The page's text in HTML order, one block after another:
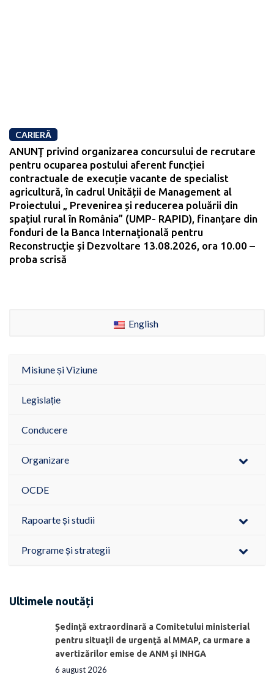
CARIERĂ
ANUNŢ privind organizarea concursului de recrutare
pentru ocuparea postului aferent funcției
contractuale de execuție vacante de specialist
agricultură, în cadrul Unității de Management al
Proiectului „ Prevenirea și reducerea poluării din
spațiul rural în România” (UMP- RAPID), finanțare din
fonduri de la Banca Internaţională pentru
Reconstrucţie şi Dezvoltare 13.08.2026, ora 10.00 –
proba scrisă
English
Misiune și Viziune
Legislație
Conducere
Organizare
OCDE
Rapoarte și studii
Programe și strategii
Ultimele noutăți
Ședinţă extraordinară a Comitetului ministerial
pentru situaţii de urgenţă al MMAP, ca urmare a
avertizărilor emise de ANM și INHGA
6 august 2026